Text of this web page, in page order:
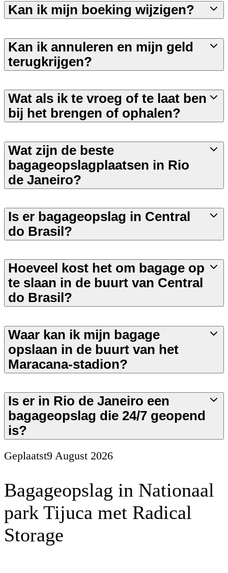
Kan ik mijn boeking wijzigen?
Kan ik annuleren en mijn geld
terugkrijgen?
Wat als ik te vroeg of te laat ben
bij het brengen of ophalen?
Wat zijn de beste
bagageopslagplaatsen in Rio
de Janeiro?
Is er bagageopslag in Central
do Brasil?
Hoeveel kost het om bagage op
te slaan in de buurt van Central
do Brasil?
Waar kan ik mijn bagage
opslaan in de buurt van het
Maracana-stadion?
Is er in Rio de Janeiro een
bagageopslag die 24/7 geopend
is?
Geplaatst9 August 2026
Bagageopslag in Nationaal
park Tijuca met Radical
Storage